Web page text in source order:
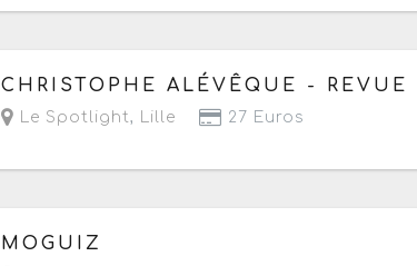
Du samedi 25 avril au vendredi 20 novembre
CHRISTOPHE ALÉVÊQUE - REVUE
Le Spotlight, Lille 27 Euros
Du mercredi 6 mai 2026 au mercredi 17 mars
MOGUIZ